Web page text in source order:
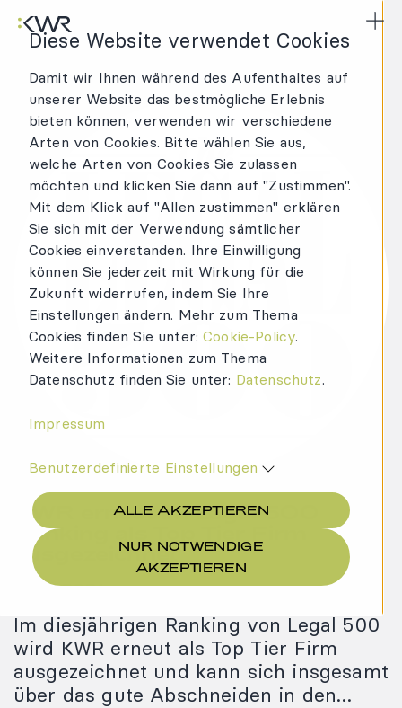
Diese Website verwendet Cookies
Damit wir Ihnen während des Aufenthaltes auf
unserer Website das bestmögliche Erlebnis
bieten können, verwenden wir verschiedene
Arten von Cookies. Bitte wählen Sie aus,
welche Arten von Cookies Sie zulassen
möchten und klicken Sie dann auf "Zustimmen".
Mit dem Klick auf "Allen zustimmen" erklären
Sie sich mit der Verwendung sämtlicher
Cookies einverstanden. Ihre Einwilligung
können Sie jederzeit mit Wirkung für die
Zukunft widerrufen, indem Sie Ihre
Einstellungen ändern. Mehr zum Thema
Cookies finden Sie unter:Cookie-Policy.
Weitere Informationen zum Thema
Datenschutz finden Sie unter: Datenschutz.
Impressum
Benutzerdefinierte Einstellungen
ALLE AKZEPTIEREN
NUR NOTWENDIGE
AKZEPTIEREN
KWR erneut im Legal 500
Ranking als Top Tier Firm
ausgezeichnet
15.04.2021
Im diesjährigen Ranking von Legal 500
wird KWR erneut als Top Tier Firm
ausgezeichnet und kann sich insgesamt
über das gute Abschneiden in den…